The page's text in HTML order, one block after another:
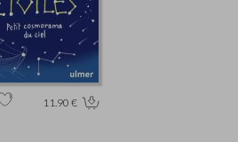
11.90 €